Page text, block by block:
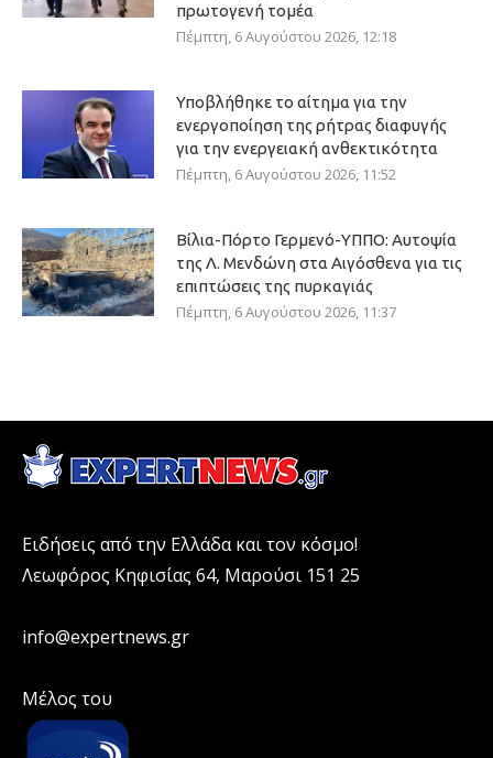
πρωτογενή τομέα
Πέμπτη, 6 Αυγούστου 2026, 12:18
Υποβλήθηκε το αίτημα για την
ενεργοποίηση της ρήτρας διαφυγής
για την ενεργειακή ανθεκτικότητα
Πέμπτη, 6 Αυγούστου 2026, 11:52
Βίλια-Πόρτο Γερμενό-ΥΠΠΟ: Αυτοψία
της Λ. Μενδώνη στα Αιγόσθενα για τις
επιπτώσεις της πυρκαγιάς
Πέμπτη, 6 Αυγούστου 2026, 11:37
Ειδήσεις από την Ελλάδα και τον κόσμο!
Λεωφόρος Κηφισίας 64, Μαρούσι 151 25
info@expertnews.gr
Μέλος του